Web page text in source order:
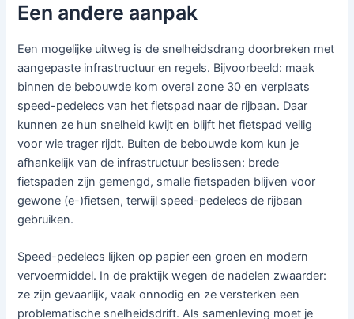
Een andere aanpak
Een mogelijke uitweg is de snelheidsdrang doorbreken met
aangepaste infrastructuur en regels. Bijvoorbeeld: maak
binnen de bebouwde kom overal zone 30 en verplaats
speed-pedelecs van het fietspad naar de rijbaan. Daar
kunnen ze hun snelheid kwijt en blijft het fietspad veilig
voor wie trager rijdt. Buiten de bebouwde kom kun je
afhankelijk van de infrastructuur beslissen: brede
fietspaden zijn gemengd, smalle fietspaden blijven voor
gewone (e-)fietsen, terwijl speed-pedelecs de rijbaan
gebruiken.
Speed-pedelecs lijken op papier een groen en modern
vervoermiddel. In de praktijk wegen de nadelen zwaarder:
ze zijn gevaarlijk, vaak onnodig en ze versterken een
problematische snelheidsdrift. Als samenleving moet je